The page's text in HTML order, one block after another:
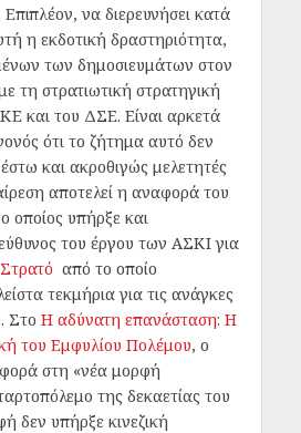
να διερευνήσει κατά
η εκδοτική δραστηριότητα,
των δημοσιευμάτων στον
τη στρατιωτική στρατηγική
και του ΔΣΕ. Είναι αρκετά
ότι το ζήτημα αυτό δεν
και ακροθιγώς μελετητές
αποτελεί η αναφορά του
οποίος υπήρξε και
του έργου των ΑΣΚΙ για
από το οποίο
τεκμήρια για τις ανάγκες
Στο Η αδύνατη επανάσταση: Η
του Εμφυλίου Πολέμου, ο
στη «νέα μορφή
της δεκαετίας του
δεν υπήρξε κινεζική